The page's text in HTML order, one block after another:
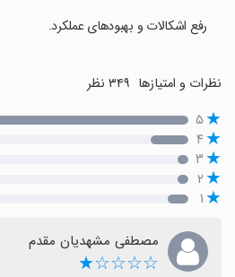
رفع اشکالات و بهبودهای عملکرد.
نظرات و امتیازها
۵
۴
۳
۲
۱
مصطفی مشهدیان مقدم
☆☆☆☆★